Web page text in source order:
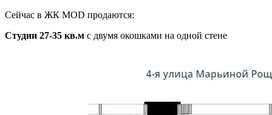
Сейчас в ЖК MOD продаются:
Студии 27-35 кв.м с двумя окошками на одной стене